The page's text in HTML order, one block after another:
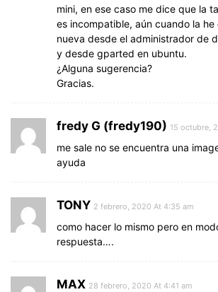
mini, en ese caso me dice que la
es incompatible, aún cuando la
nueva desde el administrador de
y desde gparted en ubuntu.
¿Alguna sugerencia?
Gracias.
fredy G (fredy190) 15 octubre,
me sale no se encuentra una
ayuda
TONY 2 febrero, 2020 At 4:35 am
como hacer lo mismo pero en
respuesta….
MAX 28 febrero, 2020 At 4:41 am